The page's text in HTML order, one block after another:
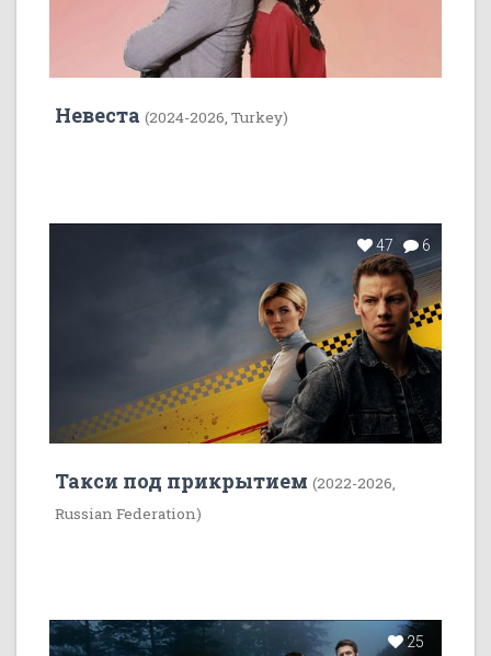
Невеста (2024-2026, Turkey)
47 6
Такси под прикрытием (2022-2026,
Russian Federation)
25